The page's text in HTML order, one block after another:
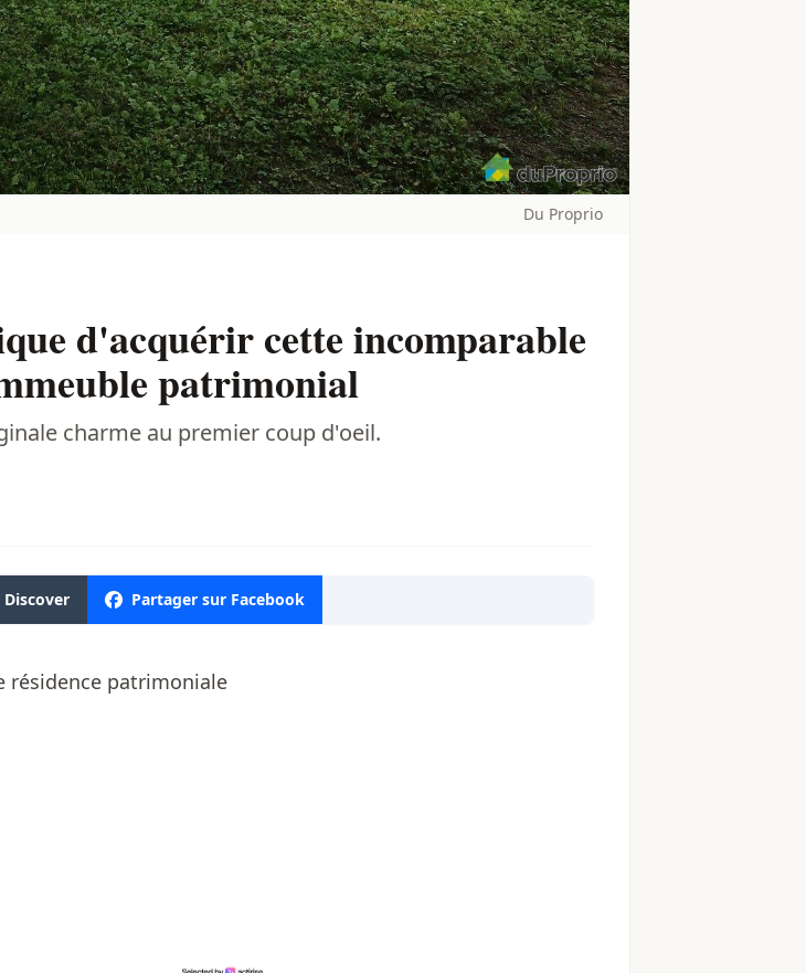
Du Proprio
d'acquérir cette incomparable
patrimonial
charme au premier coup d'oeil.
Partager sur Facebook
résidence patrimoniale